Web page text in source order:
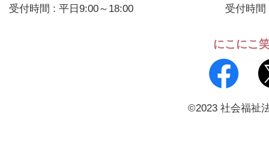
受付時間 : 平日9:00～18:00 受付時間
にこにこ
©2023 社会福祉